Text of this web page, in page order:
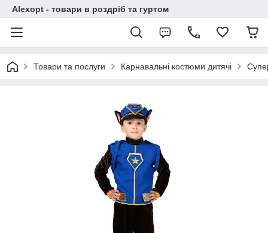
Alexopt - товари в роздріб та гуртом
Товари та послуги Карнавальні костюми дитячі